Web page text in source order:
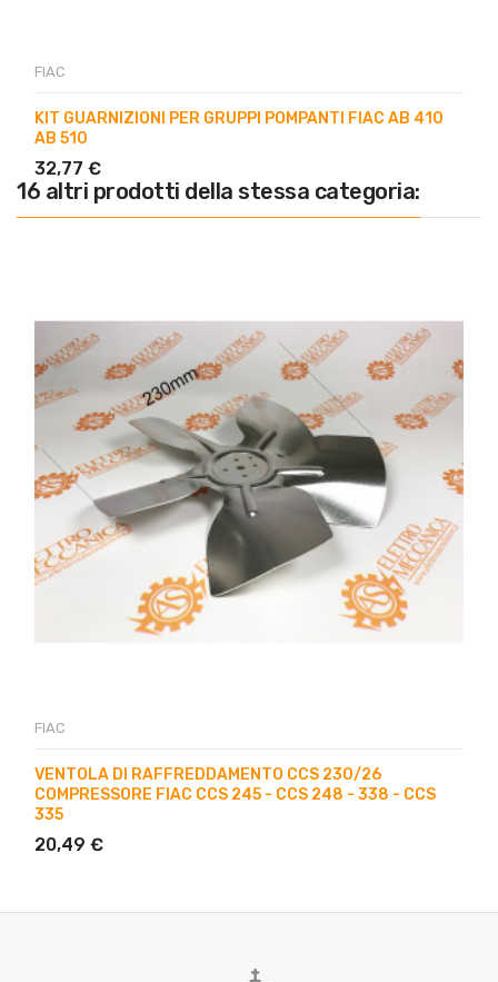
FIAC
KIT GUARNIZIONI PER GRUPPI POMPANTI FIAC AB 410
AB 510
32,77 €
16 altri prodotti della stessa categoria:
FIAC
VENTOLA DI RAFFREDDAMENTO CCS 230/26
COMPRESSORE FIAC CCS 245 - CCS 248 - 338 - CCS
335
20,49 €